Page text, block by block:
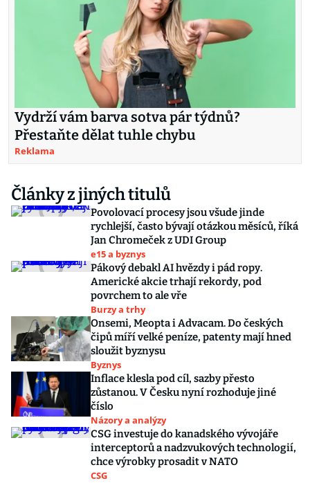
Vydrží vám barva sotva pár týdnů?
Přestaňte dělat tuhle chybu
Reklama
Články z jiných titulů
Povolovací procesy jsou všude jinde
rychlejší, často bývají otázkou měsíců, říká
Jan Chromeček z UDI Group
e15 a byznys
Pákový debakl AI hvězdy i pád ropy.
Americké akcie trhají rekordy, pod
povrchem to ale vře
Burzy a trhy
Onsemi, Meopta i Advacam. Do českých
čipů míří velké peníze, patenty mají hned
sloužit byznysu
Byznys
Inflace klesla pod cíl, sazby přesto
zůstanou. V Česku nyní rozhoduje jiné
číslo
Názory a analýzy
CSG investuje do kanadského vývojáře
interceptorů a nadzvukových technologií,
chce výrobky prosadit v NATO
CSG